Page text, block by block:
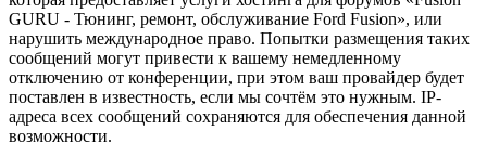
GURU - Тюнинг, ремонт, обслуживание Ford Fusion», или
нарушить международное право. Попытки размещения таких
сообщений могут привести к вашему немедленному
отключению от конференции, при этом ваш провайдер будет
поставлен в известность, если мы сочтём это нужным. IP-
адреса всех сообщений сохраняются для обеспечения данной
возможности.